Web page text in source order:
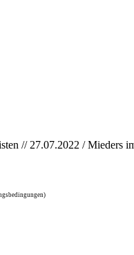
// 27.07.2022 / Mieders